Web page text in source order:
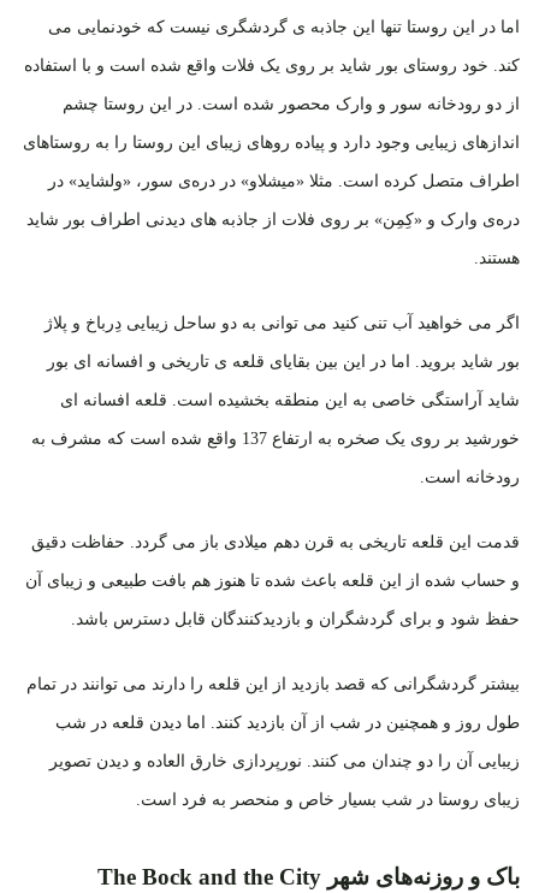
اما در این روستا تنها این جاذبه ی گردشگری نیست که خودنمایی می
کند. خود روستای بور شاید بر روی یک فلات واقع شده است و با استفاده
از دو رودخانه سور و وارک محصور شده است. در این روستا چشم
اندازهای زیبایی وجود دارد و پیاده روهای زیبای این روستا را به روستاهای
اطراف متصل کرده است. مثلا «میشلاو» در دره‌ی سور، «ولشاید» در
دره‌ی وارک و «کِمِن» بر روی فلات از جاذبه های دیدنی اطراف بور شاید
هستند.
اگر می خواهید آب تنی کنید می توانی به دو ساحل زیبایی دِرباخ و پلاژ
بور شاید بروید. اما در این بین بقایای قلعه ی تاریخی و افسانه ای بور
شاید آراستگی خاصی به این منطقه بخشیده است. قلعه افسانه ای
خورشید بر روی یک صخره به ارتفاع 137 واقع شده است که مشرف به
رودخانه است.
قدمت این قلعه تاریخی به قرن دهم میلادی باز می گردد. حفاظت دقیق
و حساب شده از این قلعه باعث شده تا هنوز هم بافت طبیعی و زیبای آن
حفظ شود و برای گردشگران و بازدیدکنندگان قابل دسترس باشد.
بیشتر گردشگرانی که قصد بازدید از این قلعه را دارند می توانند در تمام
طول روز و همچنین در شب از آن بازدید کنند. اما دیدن قلعه در شب
زیبایی آن را دو چندان می کنند. نورپردازی خارق العاده و دیدن تصویر
زیبای روستا در شب بسیار خاص و منحصر به فرد است.
باک و روزنه‌های شهر The Bock and the City